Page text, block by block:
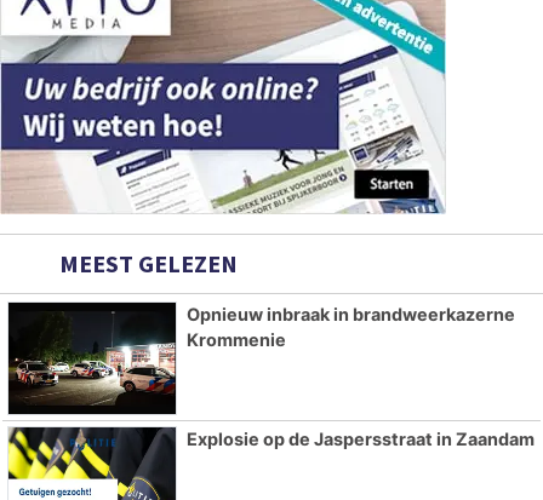
MEEST GELEZEN
Opnieuw inbraak in brandweerkazerne
Krommenie
Explosie op de Jaspersstraat in Zaandam